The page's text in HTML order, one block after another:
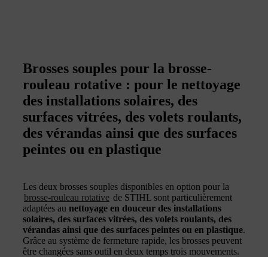
Brosses souples pour la brosse-
rouleau rotative : pour le nettoyage
des installations solaires, des
surfaces vitrées, des volets roulants,
des vérandas ainsi que des surfaces
peintes ou en plastique
Les deux brosses souples disponibles en option pour la
brosse-rouleau rotative de STIHL sont particulièrement
adaptées au nettoyage en douceur des installations
solaires, des surfaces vitrées, des volets roulants, des
vérandas ainsi que des surfaces peintes ou en plastique.
Grâce au système de fermeture rapide, les brosses peuvent
être changées sans outil en deux temps trois mouvements.